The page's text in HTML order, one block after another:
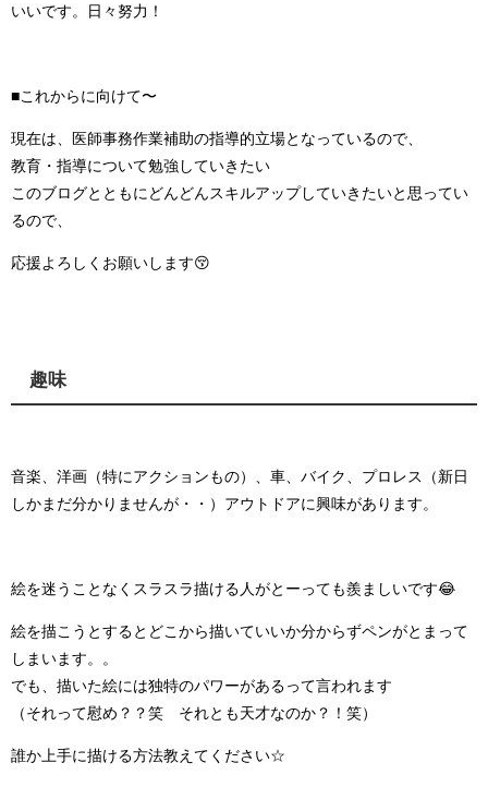
いいです。日々努力！
■これからに向けて〜
現在は、医師事務作業補助の指導的立場となっているので、
教育・指導について勉強していきたい
このブログとともにどんどんスキルアップしていきたいと思ってい
るので、
応援よろしくお願いします😚
趣味
音楽、洋画（特にアクションもの）、車、バイク、プロレス（新日
しかまだ分かりませんが・・）アウトドアに興味があります。
絵を迷うことなくスラスラ描ける人がとーっても羨ましいです😂
絵を描こうとするとどこから描いていいか分からずペンがとまって
しまいます。。
でも、描いた絵には独特のパワーがあるって言われます
（それって慰め？？笑 それとも天才なのか？！笑）
誰か上手に描ける方法教えてください☆